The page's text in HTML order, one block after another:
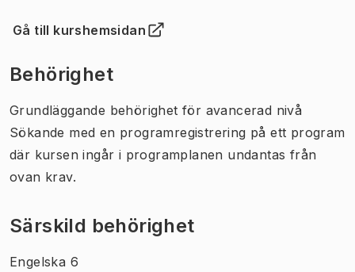
Gå till kurshemsidan
(Öppnas i ny flik)
Behörighet
Grundläggande behörighet för avancerad nivå
Sökande med en programregistrering på ett program
där kursen ingår i programplanen undantas från
ovan krav.
Särskild behörighet
Engelska 6